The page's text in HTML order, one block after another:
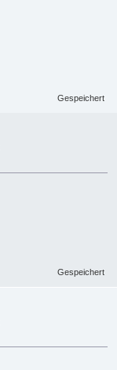
Gespeichert
Gespeichert